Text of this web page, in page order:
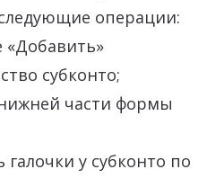
операции:
«Добавить»
субконто;
части формы
у субконто по